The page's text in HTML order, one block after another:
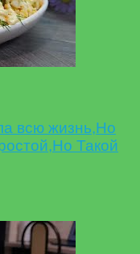
всю жизнь,Но
Такой